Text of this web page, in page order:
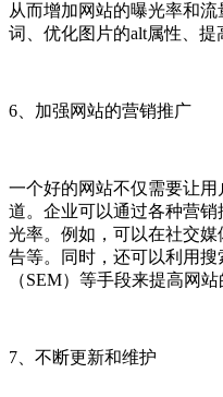
从而增加网站的曝光率和
词、优化图片的alt属性、
6、加强网站的营销推广
一个好的网站不仅需要让
道。企业可以通过各种营
光率。例如，可以在社交
告等。同时，还可以利用
（SEM）等手段来提高网
7、不断更新和维护